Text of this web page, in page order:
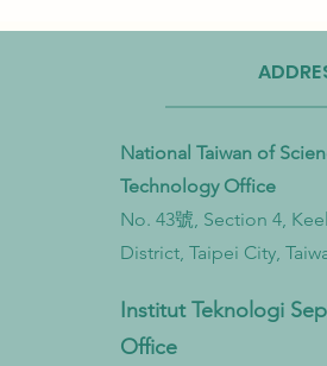
Taiwan Perkuat
Kementerian untuk
Pencemaran
Darat hingga Laut
National Taiwan of
Technology Office
No. 43號, Section 4,
District, Taipei City,
Institut Teknologi
Office